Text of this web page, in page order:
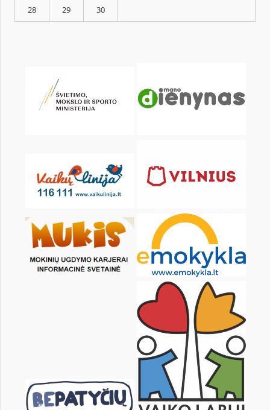
Pr An Tr Kt Pn
1
7 8 9 10 11
14 15 16 17 18
24 25